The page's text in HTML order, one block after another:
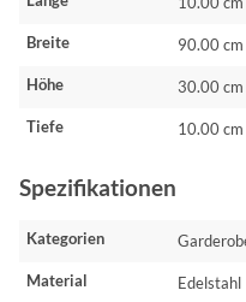
Breite 90.00 cm
Höhe 30.00 cm
Tiefe 10.00 cm
Spezifikationen
Kategorien
Material Edelstahl